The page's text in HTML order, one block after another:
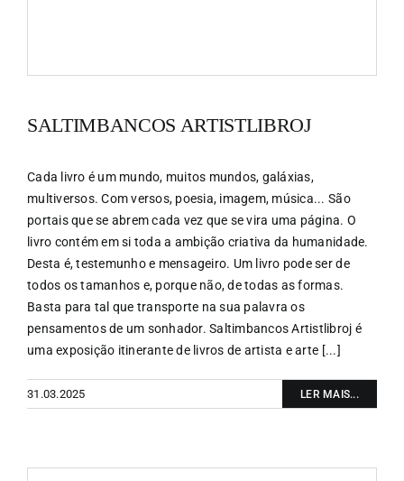
SALTIMBANCOS ARTISTLIBROJ
Cada livro é um mundo, muitos mundos, galáxias,
multiversos. Com versos, poesia, imagem, música... São
portais que se abrem cada vez que se vira uma página. O
livro contém em si toda a ambição criativa da humanidade.
Desta é, testemunho e mensageiro. Um livro pode ser de
todos os tamanhos e, porque não, de todas as formas.
Basta para tal que transporte na sua palavra os
pensamentos de um sonhador. Saltimbancos Artistlibroj é
uma exposição itinerante de livros de artista e arte [...]
31.03.2025 LER MAIS...